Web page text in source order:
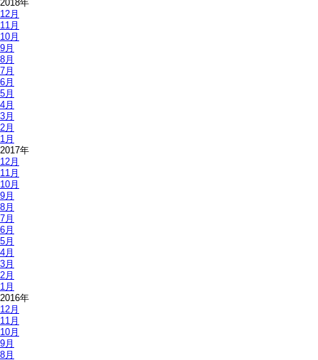
2018年
12月
11月
10月
9月
8月
7月
6月
5月
4月
3月
2月
1月
2017年
12月
11月
10月
9月
8月
7月
6月
5月
4月
3月
2月
1月
2016年
12月
11月
10月
9月
8月